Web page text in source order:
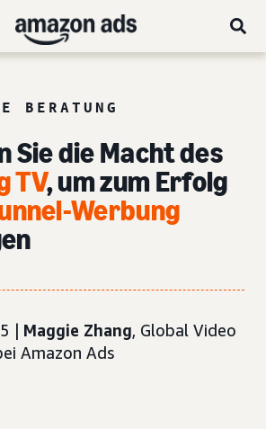
BERATUNG
Sie die Macht des
TV, um zum Erfolg
Werbung
| Maggie Zhang, Global Video
Amazon Ads